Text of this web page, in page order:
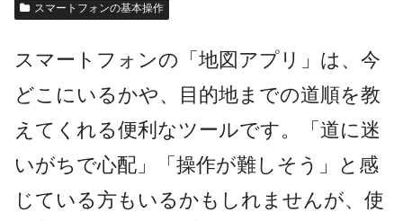
スマートフォンの基本操作
スマートフォンの「地図アプリ」は、今
どこにいるかや、目的地までの道順を教
えてくれる便利なツールです。「道に迷
いがちで心配」「操作が難しそう」と感
じている方もいるかもしれませんが、使